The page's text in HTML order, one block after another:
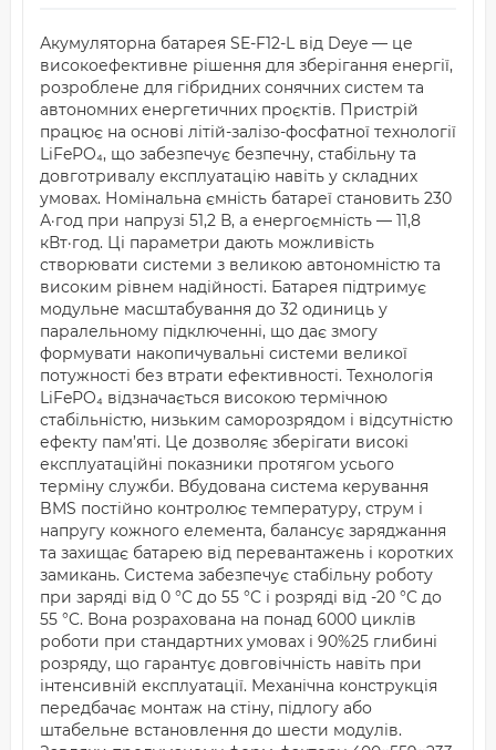
Акумуляторна батарея SE-F12-L від Deye — це
високоефективне рішення для зберігання енергії,
розроблене для гібридних сонячних систем та
автономних енергетичних проєктів. Пристрій
працює на основі літій-залізо-фосфатної технології
LiFePO₄, що забезпечує безпечну, стабільну та
довготривалу експлуатацію навіть у складних
умовах. Номінальна ємність батареї становить 230
А·год при напрузі 51,2 В, а енергоємність — 11,8
кВт·год. Ці параметри дають можливість
створювати системи з великою автономністю та
високим рівнем надійності. Батарея підтримує
модульне масштабування до 32 одиниць у
паралельному підключенні, що дає змогу
формувати накопичувальні системи великої
потужності без втрати ефективності. Технологія
LiFePO₄ відзначається високою термічною
стабільністю, низьким саморозрядом і відсутністю
ефекту пам’яті. Це дозволяє зберігати високі
експлуатаційні показники протягом усього
терміну служби. Вбудована система керування
BMS постійно контролює температуру, струм і
напругу кожного елемента, балансує заряджання
та захищає батарею від перевантажень і коротких
замикань. Система забезпечує стабільну роботу
при заряді від 0 °C до 55 °C і розряді від -20 °C до
55 °C. Вона розрахована на понад 6000 циклів
роботи при стандартних умовах і 90%25 глибині
розряду, що гарантує довговічність навіть при
інтенсивній експлуатації. Механічна конструкція
передбачає монтаж на стіну, підлогу або
штабельне встановлення до шести модулів.